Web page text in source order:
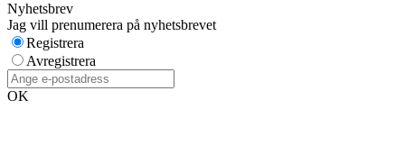
Nyhetsbrev
Jag vill prenumerera på nyhetsbrevet
Registrera
Avregistrera
OK